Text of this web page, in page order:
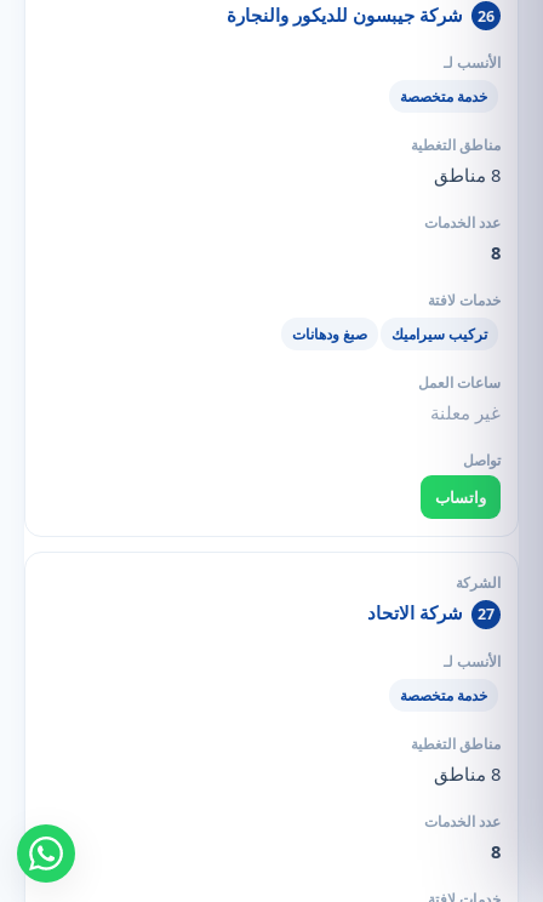
26 شركة جيبسون للديكور والنجارة
خدمة متخصصة
8 مناطق
8
تركيب سيراميك صبغ ودهانات
غير معلنة
واتساب
27 شركة الاتحاد
خدمة متخصصة
8 مناطق
8